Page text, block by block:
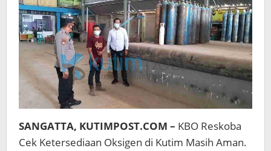
SANGATTA, KUTIMPOST.COM – KBO Reskoba
Cek Ketersediaan Oksigen di Kutim Masih Aman.